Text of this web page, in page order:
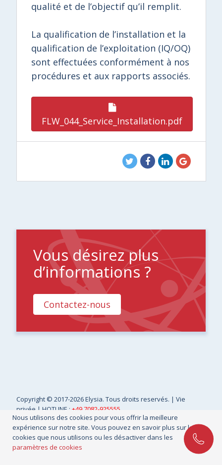
qualité et de l’objectif qu’il remplit.
La qualification de l’installation et la
qualification de l’exploitation (IQ/OQ)
sont effectuées conformément à nos
procédures et aux rapports associés.
FLW_044_Service_Installation.pdf
Vous désirez plus
d’informations ?
Contactez-nous
Copyright © 2017-2026 Elysia. Tous droits reservés. |Vie
privée | HOTLINE :+49 7082-925555
Nous utilisons des cookies pour vous offrir la meilleure
expérience sur notre site. Vous pouvez en savoir plus sur les
cookies que nous utilisons ou les désactiver dans les
paramètres de cookies